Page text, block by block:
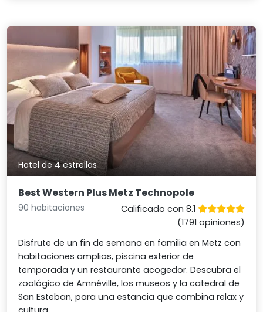
Hotel de 4 estrellas
Best Western Plus Metz Technopole
90 habitaciones
Calificado con 8.1
(1791 opiniones)
Disfrute de un fin de semana en familia en Metz con
habitaciones amplias, piscina exterior de
temporada y un restaurante acogedor. Descubra el
zoológico de Amnéville, los museos y la catedral de
San Esteban, para una estancia que combina relax y